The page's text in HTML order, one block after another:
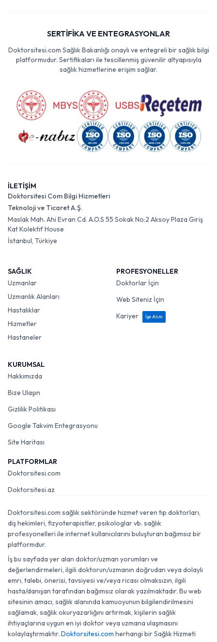
SERTİFİKA VE ENTEGRASYONLAR
Doktorsitesi.com Sağlık Bakanlığı onaylı ve entegreli bir sağlık bilgi
platformudur. Sertifikaları ile tescillenmiş güvenilir altyapısıyla
sağlık hizmetlerine erişim sağlar.
İLETİŞİM
Doktorsitesi Com Bilgi Hizmetleri
Teknoloji ve Ticaret A.Ş.
Maslak Mah. Ahi Evran Cd. A.O.S 55 Sokak No:2 Aksoy Plaza Giriş
Kat Kolektif House
İstanbul, Türkiye
SAĞLIK
Uzmanlar
Uzmanlık Alanları
Hastalıklar
Hizmetler
Hastaneler
PROFESYONELLER
Doktorlar İçin
Web Siteniz İçin
Kariyer
İşe Alım
KURUMSAL
Hakkımızda
Bize Ulaşın
Gizlilik Politikası
Google Takvim Entegrasyonu
Site Haritası
PLATFORMLAR
Doktorsitesi.com
Doktorsitesi.az
Doktorsitesi.com sağlık sektöründe hizmet veren tıp doktorları,
diş hekimleri, fizyoterapistler, psikologlar vb. sağlık
profesyonelleri ile internet kullanıcılarını buluşturan bağımsız bir
platformdur.
İş bu sayfada yer alan doktor/uzman yorumları ve
değerlendirmeleri, ilgili doktorun/uzmanın doğrudan veya dolaylı
emri, talebi, önerisi, tavsiyesi ve/veya ricası olmaksızın, ilgili
hasta/danışan tarafından bağımsız olarak yazılmaktadır. Bu web
sitesinin amacı, sağlık alanında kamuoyunun bilgilendirilmesini
sağlamak, sağlık okuryazarlığını artırmak, kişilerin sağlık
ihtiyaçlarına uygun en iyi doktor veya uzmana ulaşmasını
kolaylaştırmaktır. Doktorsitesi.com herhangi bir Sağlık Hizmeti